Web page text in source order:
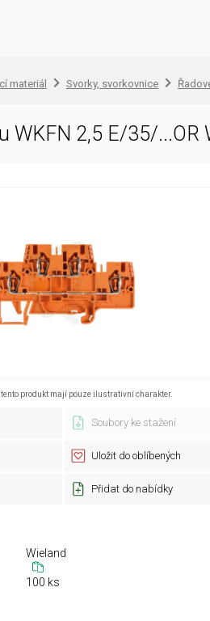
materiál Svorky, svorkovnice
WKFN 2,5 E/35/
produkt mají pouze ilustrativní charakter.
Soubory ke stažení
Uložit do oblíbených
Přidat do nabídky
Wieland
100 ks